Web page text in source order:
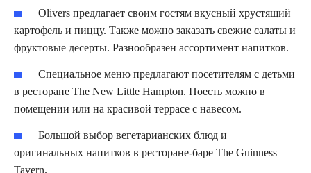
Olivers предлагает своим гостям вкусный хрустящий
картофель и пиццу. Также можно заказать свежие салаты и
фруктовые десерты. Разнообразен ассортимент напитков.
Специальное меню предлагают посетителям с детьми
в ресторане The New Little Hampton. Поесть можно в
помещении или на красивой террасе с навесом.
Большой выбор вегетарианских блюд и
оригинальных напитков в ресторане-баре The Guinness
Tavern.